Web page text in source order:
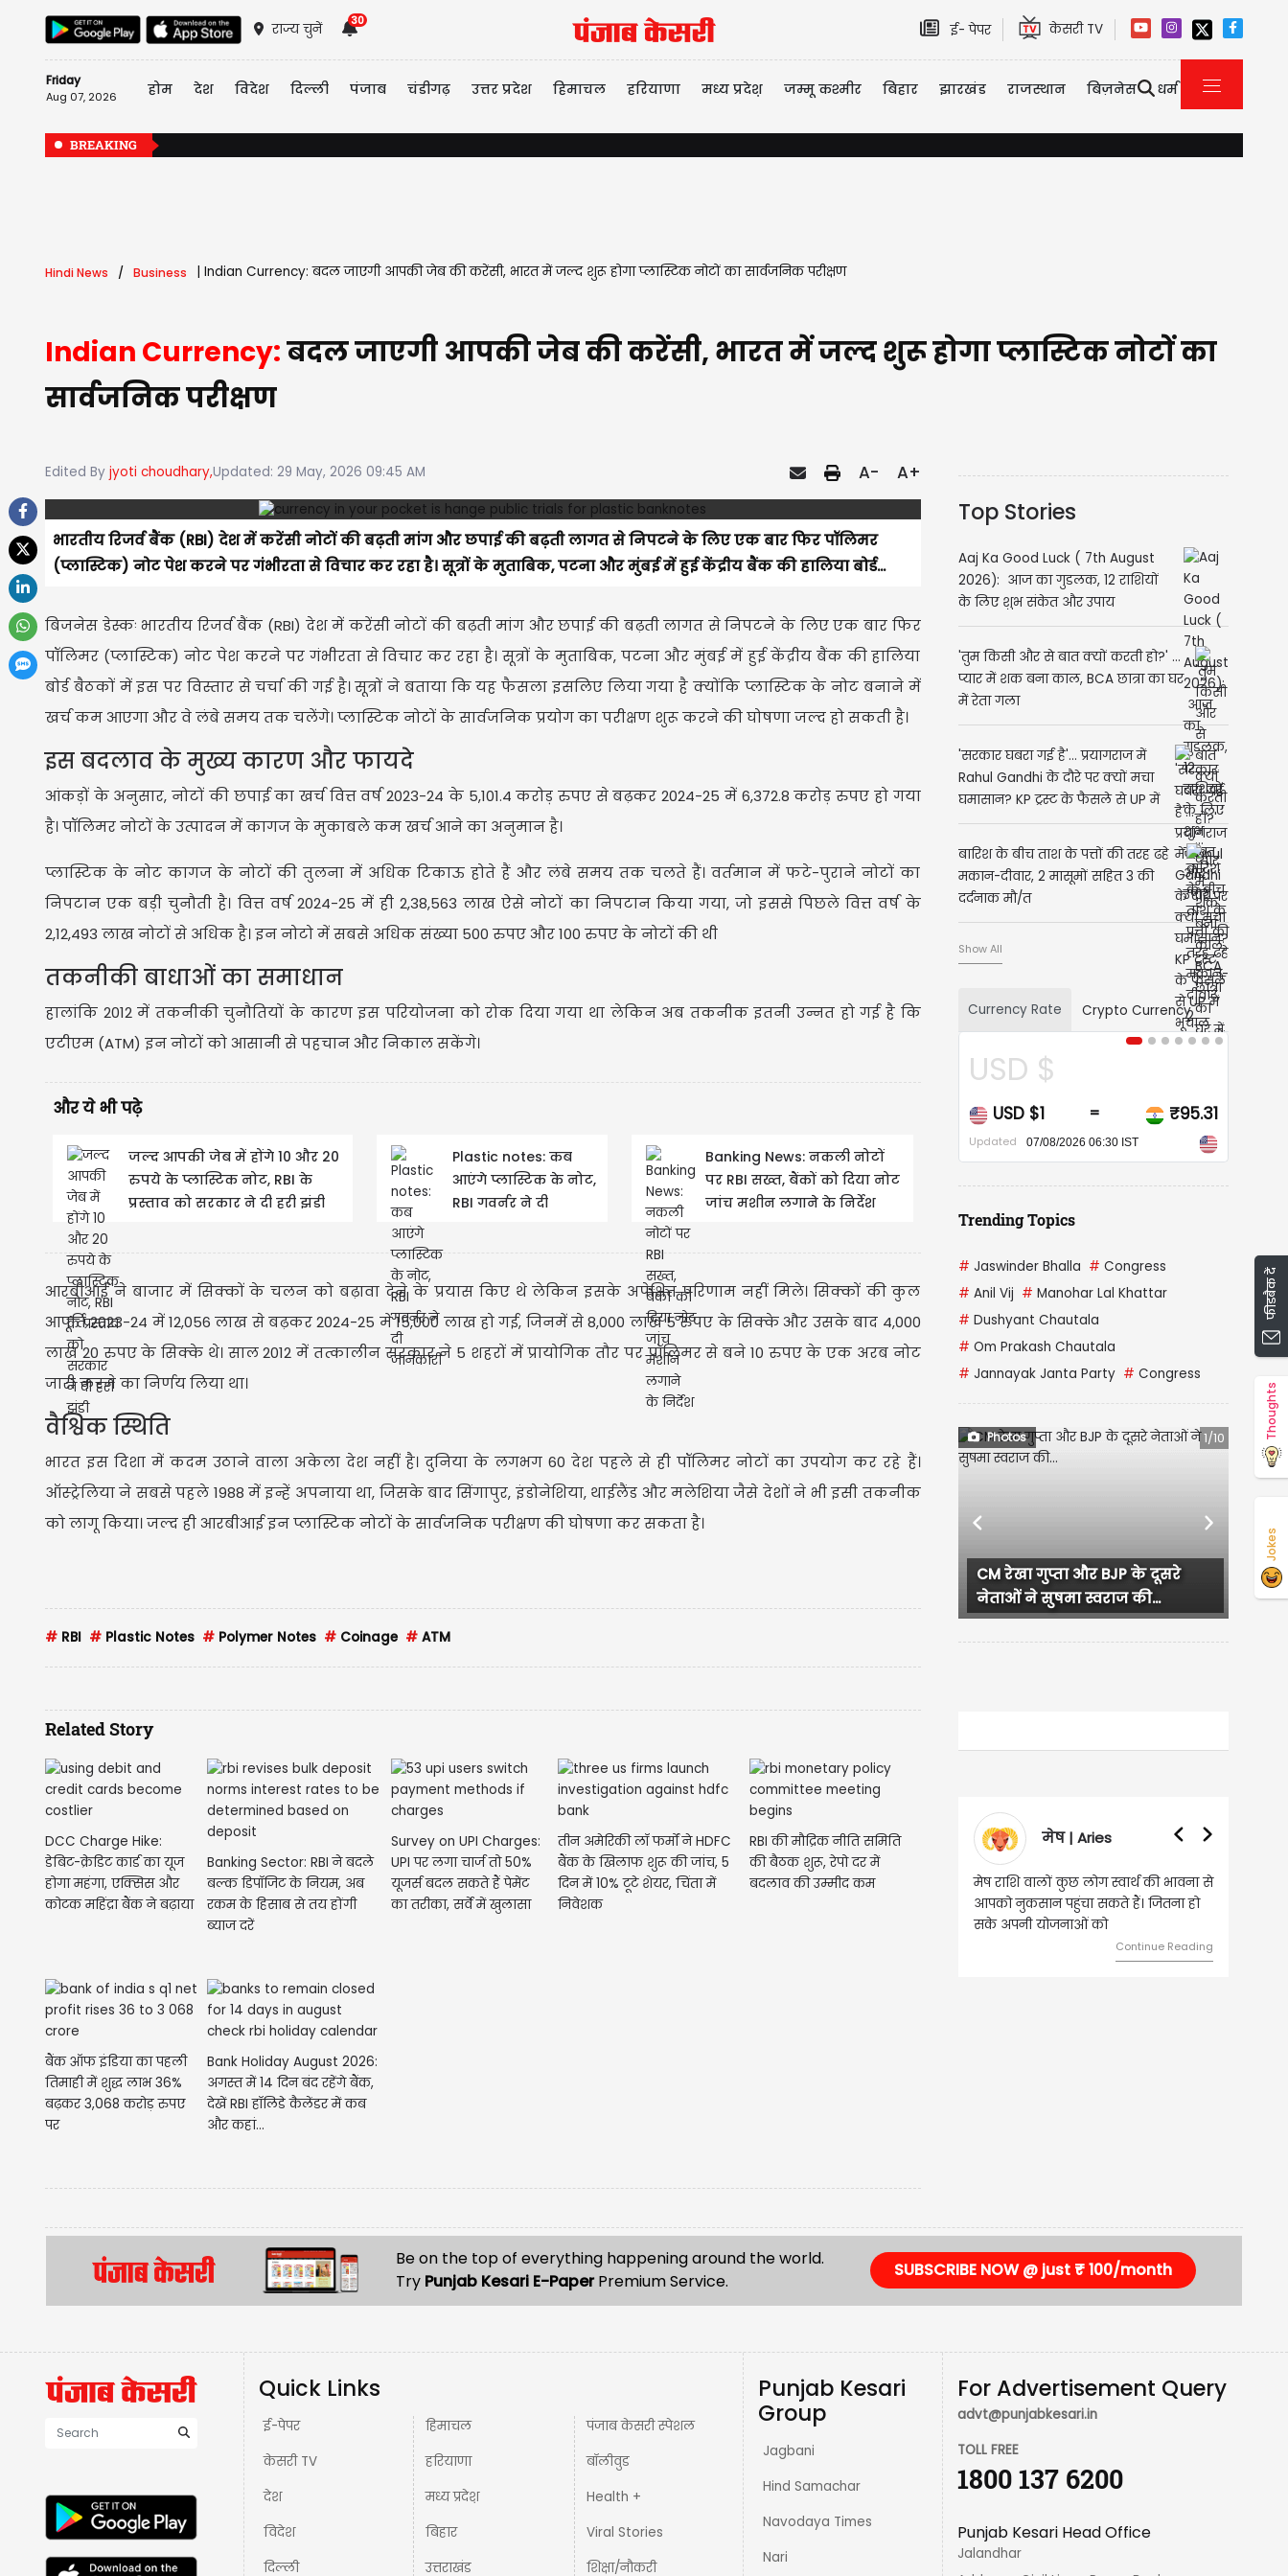
राज्य चुनें
30
ई- पेपर केसरी TV
Friday
Aug 07, 2026 होम देश विदेश दिल्ली पंजाब चंडीगढ़ उत्तर प्रदेश हिमाचल हरियाणा मध्य प्रदेश़ जम्मू कश्मीर बिहार झारखंड राजस्थान बिज़नेस धर्म
BREAKING
Hindi News Business Indian Currency: बदल जाएगी आपकी जेब की करेंसी, भारत में जल्द शुरू होगा प्लास्टिक नोटों का सार्वजनिक परीक्षण
Indian Currency:बदल जाएगी आपकी जेब की करेंसी, भारत में जल्द शुरू होगा प्लास्टिक नोटों का
सार्वजनिक परीक्षण
Edited By jyoti choudhary,Updated: 29 May, 2026 09:45 AM A- A+
भारतीय रिजर्व बैंक (RBI) देश में करेंसी नोटों की बढ़ती मांग और छपाई की बढ़ती लागत से निपटने के लिए एक बार फिर पॉलिमर
(प्लास्टिक) नोट पेश करने पर गंभीरता से विचार कर रहा है। सूत्रों के मुताबिक, पटना और मुंबई में हुई केंद्रीय बैंक की हालिया बोर्ड...
बिजनेस डेस्कः भारतीय रिजर्व बैंक (RBI) देश में करेंसी नोटों की बढ़ती मांग और छपाई की बढ़ती लागत से निपटने के लिए एक बार फिर
पॉलिमर (प्लास्टिक) नोट पेश करने पर गंभीरता से विचार कर रहा है। सूत्रों के मुताबिक, पटना और मुंबई में हुई केंद्रीय बैंक की हालिया
बोर्ड बैठकों में इस पर विस्तार से चर्चा की गई है। सूत्रों ने बताया कि यह फैसला इसलिए लिया गया है क्योंकि प्लास्टिक के नोट बनाने में
खर्च कम आएगा और वे लंबे समय तक चलेंगे। प्ला​स्टिक नोटों के सार्वजनिक प्रयोग का परीक्षण शुरू करने की घोषणा जल्द हो सकती है।
इस बदलाव के मुख्य कारण और फायदे
आंकड़ों के अनुसार, नोटों की छपाई का खर्च वित्त वर्ष 2023-24 के 5,101.4 करोड़ रुपए से बढ़कर 2024-25 में 6,372.8 करोड़ रुपए हो गया
है। पॉलिमर नोटों के उत्पादन में कागज के मुकाबले कम खर्च आने का अनुमान है।
प्लास्टिक के नोट कागज के नोटों की तुलना में अधिक टिकाऊ होते हैं और लंबे समय तक चलते हैं। वर्तमान में फटे-पुराने नोटों का
निपटान एक बड़ी चुनौती है। वित्त वर्ष 2024-25 में ही 2,38,563 लाख ऐसे नोटों का निपटान किया गया, जो इससे पिछले वित्त वर्ष के
2,12,493 लाख नोटों से अधिक है। इन नोटो में सबसे अधिक संख्या 500 रुपए और 100 रुपए के नोटों की थी
तकनीकी बाधाओं का समाधान
हालांकि 2012 में तकनीकी चुनौतियों के कारण इस परियोजना को रोक दिया गया था लेकिन अब तकनीक इतनी उन्नत हो गई है कि
एटीएम (ATM) इन नोटों को आसानी से पहचान और निकाल सकेंगे।
और ये भी पढ़े
जल्द आपकी जेब में होंगे 10 और 20
रुपये के प्लास्टिक नोट, RBI के
प्रस्ताव को सरकार ने दी हरी झंडी
Plastic notes: कब
आएंगे प्लास्टिक के नोट,
RBI गवर्नर ने दी
Banking News: नकली नोटों
पर RBI सख्त, बैंकों को दिया नोट
जांच मशीन लगाने के निर्देश
आरबीआई ने बाजार में सिक्कों के चलन को बढ़ावा देने के प्रयास किए थे लेकिन इसके अपेक्षित परिणाम नहीं मिले। सिक्कों की कुल
आपूर्ति 2023-24 में 12,056 लाख से बढ़कर 2024-25 में 15,000 लाख हो गई, जिनमें से 8,000 लाख 5 रुपए के सिक्के और उसके बाद 4,000
लाख 20 रुपए के सिक्के थे। साल 2012 में तत्कालीन सरकार ने 5 शहरों में प्रायोगिक तौर पर पॉलिमर से बने 10 रुपए के एक अरब नोट
जारी करने का निर्णय लिया था।
वैश्विक स्थिति
भारत इस दिशा में कदम उठाने वाला अकेला देश नहीं है। दुनिया के लगभग 60 देश पहले से ही पॉलिमर नोटों का उपयोग कर रहे हैं।
ऑस्ट्रेलिया ने सबसे पहले 1988 में इन्हें अपनाया था, जिसके बाद सिंगापुर, इंडोनेशिया, थाईलैंड और मलेशिया जैसे देशों ने भी इसी तकनीक
को लागू किया। जल्द ही आरबीआई इन प्लास्टिक नोटों के सार्वजनिक परीक्षण की घोषणा कर सकता है।
# RBI # Plastic Notes # Polymer Notes # Coinage # ATM
Related Story
DCC Charge Hike:
डेबिट-क्रेडिट कार्ड का यूज
होगा महंगा, एक्सिस और
कोटक महिंद्रा बैंक ने बढ़ाया
Banking Sector: RBI ने बदले
बल्क डिपॉजिट के नियम, अब
रकम के हिसाब से तय होंगी
ब्याज दरें
Survey on UPI Charges:
UPI पर लगा चार्ज तो 50%
यूजर्स बदल सकते हैं पेमेंट
का तरीका, सर्वे में खुलासा
तीन अमेरिकी लॉ फर्मों ने HDFC
बैंक के खिलाफ शुरू की जांच, 5
दिन में 10% टूटे शेयर, चिंता में
निवेशक
RBI की मौद्रिक नीति समिति
की बैठक शुरू, रेपो दर में
बदलाव की उम्मीद कम
बैंक ऑफ इंडिया का पहली
तिमाही में शुद्ध लाभ 36%
बढ़कर 3,068 करोड़ रुपए
पर
Bank Holiday August 2026:
अगस्त में 14 दिन बंद रहेंगे बैंक,
देखें RBI हॉलिडे कैलेंडर में कब
और कहां...
Top Stories
Aaj Ka Good Luck ( 7th August
2026): आज का गुडलक, 12 राशियों
के लिए शुभ संकेत और उपाय
'तुम किसी और से बात क्यों करती हो?' ...
प्यार में शक बना काल, BCA छात्रा का घर
में रेता गला
'सरकार घबरा गई है'... प्रयागराज में
Rahul Gandhi के दौरे पर क्यों मचा
घमासान? KP ट्रस्ट के फैसले से UP में
भूचाल
बारिश के बीच ताश के पत्तों की तरह ढहे
मकान-दीवार, 2 मासूमों सहित 3 की
दर्दनाक मौ/त
Show All
Currency Rate Crypto Currency
USD $
USD $1 ₹95.31
Updated 07/08/2026 06:30 IST
CAD $1
Updated
Trending Topics
# Jaswinder Bhalla # Congress
# Anil Vij # Manohar Lal Khattar
# Dushyant Chautala
# Om Prakash Chautala
# Jannayak Janta Party # Congress
Photos 1/10
CM रेखा गुप्ता और BJP के दूसरे
नेताओं ने सुषमा स्वराज की...
लुधियाना
हंगामा,
Previous Next
मेष | Aries
मेष राशि वालों कुछ लोग स्वार्थ की भावना से
आपको नुकसान पहुंचा सकते हैं। जितना हो
सके अपनी योजनाओं को
Continue Reading
वृष राशि वालों आय
हुए कार्यों में गति
Be on the top of everything happening around the world.
Try Punjab Kesari E-PaperPremium Service.
SUBSCRIBE NOW @ just ₹ 100/month
Quick Links
ई-पेपर
केसरी TV
देश
विदेश
दिल्ली
हिमाचल
हरियाणा
मध्य प्रदेश़
बिहार
उत्तराखंड
पंजाब केसरी स्पेशल
बॉलीवुड
Health +
Viral Stories
शिक्षा/नौकरी
Punjab Kesari
Group
Jagbani
Hind Samachar
Navodaya Times
Nari
For Advertisement Query
advt@punjabkesari.in
TOLL FREE
1800 137 6200
Punjab Kesari Head Office
Jalandhar
फीडबैक दें
Thoughts
Jokes